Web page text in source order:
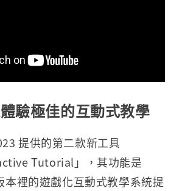
驗極佳的互動式教學
提供的第二款新工具
Tutorial」，其功能是
裡的遊戲化互動式教學系統提